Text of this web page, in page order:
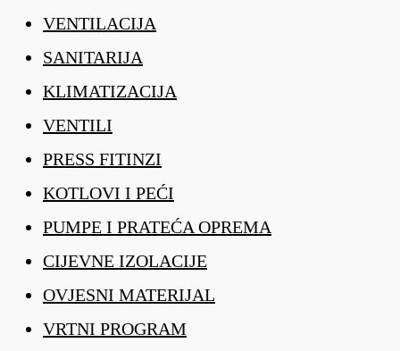
VENTILACIJA
SANITARIJA
KLIMATIZACIJA
VENTILI
PRESS FITINZI
KOTLOVI I PEĆI
PUMPE I PRATEĆA OPREMA
CIJEVNE IZOLACIJE
OVJESNI MATERIJAL
VRTNI PROGRAM